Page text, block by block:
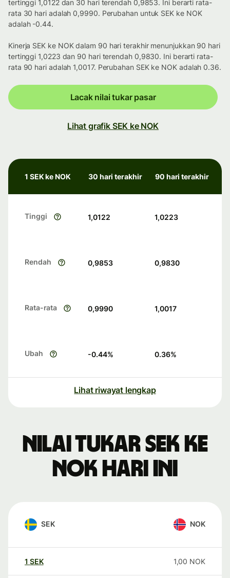
tertinggi 1,0122 dan 30 hari terendah 0,9853. Ini berarti rata-
rata 30 hari adalah 0,9990. Perubahan untuk SEK ke NOK
adalah -0.44.
Kinerja SEK ke NOK dalam 90 hari terakhir menunjukkan 90 hari
tertinggi 1,0223 dan 90 hari terendah 0,9830. Ini berarti rata-
rata 90 hari adalah 1,0017. Perubahan SEK ke NOK adalah 0.36.
Lacak nilai tukar pasar
Lihat grafik SEK ke NOK
1 SEK ke NOK 30 hari terakhir 90 hari terakhir
Tinggi 1,0122 1,0223
Rendah 0,9853 0,9830
Rata-rata 0,9990 1,0017
Ubah -0.44% 0.36%
Lihat riwayat lengkap
Nilai tukar SEK ke
NOK hari ini
SEK NOK
1 SEK 1,00 NOK